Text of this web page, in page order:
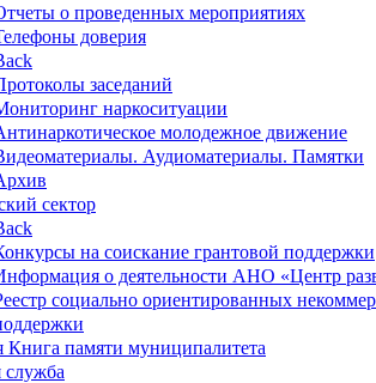
о проведенных мероприятиях
доверия
заседаний
наркоситуации
молодежное движение
Аудиоматериалы. Памятки
сектор
на соискание грантовой поддержки
о деятельности АНО «Центр
социально ориентированных
Книга памяти муниципалитета
служба